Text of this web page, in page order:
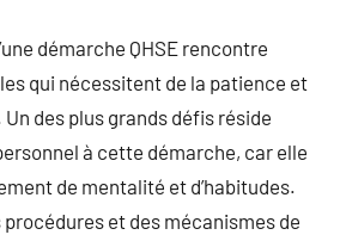
démarche QHSE rencontre
qui nécessitent de la patience et
des plus grands défis réside
à cette démarche, car elle
de mentalité et d’habitudes.
et des mécanismes de